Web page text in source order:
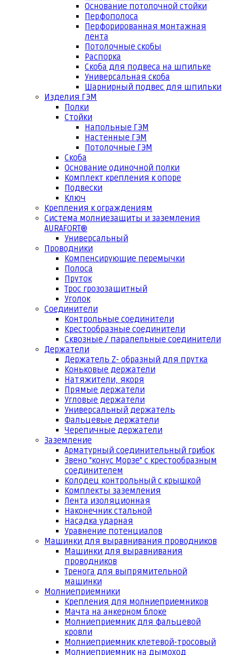
Основание потолочной стойки
Перфополоса
Перфорированная монтажная
лента
Потолочные скобы
Распорка
Скоба для подвеса на шпильке
Универсальная скоба
Шарнирный подвес для шпильки
Изделия ГЭМ
Полки
Стойки
Напольные ГЭМ
Настенные ГЭМ
Потолочные ГЭМ
Скоба
Основание одиночной полки
Комплект крепления к опоре
Подвески
Ключ
Крепления к ограждениям
Система молниезащиты и заземления
AURAFORT®
Универсальный
Проводники
Компенсирующие перемычки
Полоса
Пруток
Трос грозозащитный
Уголок
Соединители
Контрольные соединители
Крестообразные соединители
Сквозные / паралельные соединители
Держатели
Держатель Z- образный для прутка
Коньковые держатели
Натяжители, якоря
Прямые держатели
Угловые держатели
Универсальный держатель
Фальцевые держатели
Черепичные держатели
Заземление
Арматурный соединительный грибок
Звено "конус Морзе" с крестообразным
соединителем
Колодец контрольный с крышкой
Комплекты заземления
Лента изоляционная
Наконечник стальной
Насадка ударная
Уравнение потенциалов
Машинки для выравнивания проводников
Машинки для выравнивания
проводников
Тренога для выпрямительной
машинки
Молниеприемники
Крепления для молниеприемников
Мачта на анкерном блоке
Молниеприемник для фальцевой
кровли
Молниеприемник клетевой-тросовый
Молниеприемник на дымоход